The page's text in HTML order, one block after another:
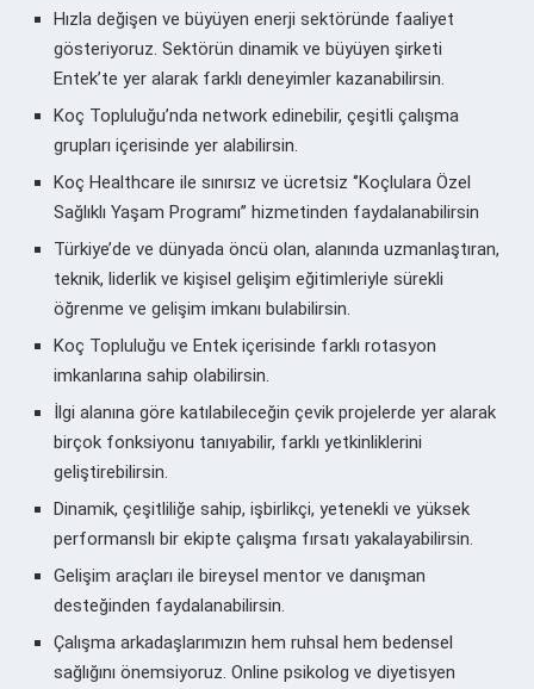
Hızla değişen ve büyüyen enerji sektöründe faaliyet
gösteriyoruz. Sektörün dinamik ve büyüyen şirketi
Entek’te yer alarak farklı deneyimler kazanabilirsin.
Koç Topluluğu’nda network edinebilir, çeşitli çalışma
grupları içerisinde yer alabilirsin.
Koç Healthcare ile sınırsız ve ücretsiz ‘’Koçlulara Özel
Sağlıklı Yaşam Programı’’ hizmetinden faydalanabilirsin
Türkiye’de ve dünyada öncü olan, alanında uzmanlaştıran,
teknik, liderlik ve kişisel gelişim eğitimleriyle sürekli
öğrenme ve gelişim imkanı bulabilirsin.
Koç Topluluğu ve Entek içerisinde farklı rotasyon
imkanlarına sahip olabilirsin.
İlgi alanına göre katılabileceğin çevik projelerde yer alarak
birçok fonksiyonu tanıyabilir, farklı yetkinliklerini
geliştirebilirsin.
Dinamik, çeşitliliğe sahip, işbirlikçi, yetenekli ve yüksek
performanslı bir ekipte çalışma fırsatı yakalayabilirsin.
Gelişim araçları ile bireysel mentor ve danışman
desteğinden faydalanabilirsin.
Çalışma arkadaşlarımızın hem ruhsal hem bedensel
sağlığını önemsiyoruz. Online psikolog ve diyetisyen